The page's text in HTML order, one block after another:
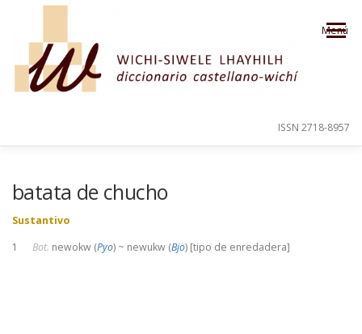
Saltar al contenido
Menú
ISSN 2718-8957
batata de chucho
Sustantivo
1 Bot. newokw (Pyo) ~ newukw (Bjo) [tipo de enredadera]